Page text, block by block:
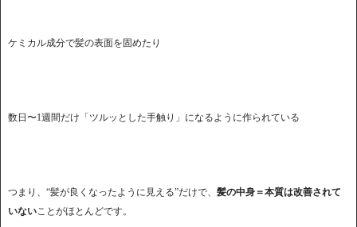
ケミカル成分で髪の表面を固めたり
数日〜1週間だけ「ツルッとした手触り」になるように作られている
つまり、“髪が良くなったように見える”だけで、 髪の中身＝本質は改善されて
いない ことがほとんどです。